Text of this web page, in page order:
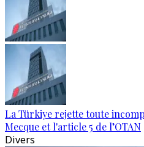
La Türkiye rejette toute
Mecque et l'article 5 de l’OTAN
Divers